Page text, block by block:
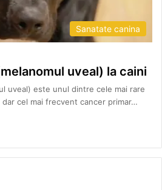
Sanatate canina
uveal) la caini
uveal) este unul dintre cele mai rare
cel mai frecvent cancer primar…